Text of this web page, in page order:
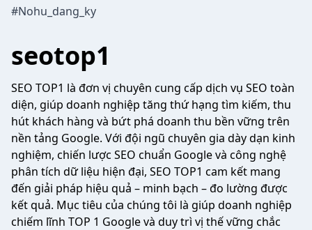
#Nohu_dang_ky
seotop1
SEO TOP1 là đơn vị chuyên cung cấp dịch vụ SEO toàn
diện, giúp doanh nghiệp tăng thứ hạng tìm kiếm, thu
hút khách hàng và bứt phá doanh thu bền vững trên
nền tảng Google. Với đội ngũ chuyên gia dày dạn kinh
nghiệm, chiến lược SEO chuẩn Google và công nghệ
phân tích dữ liệu hiện đại, SEO TOP1 cam kết mang
đến giải pháp hiệu quả – minh bạch – đo lường được
kết quả. Mục tiêu của chúng tôi là giúp doanh nghiệp
chiếm lĩnh TOP 1 Google và duy trì vị thế vững chắc